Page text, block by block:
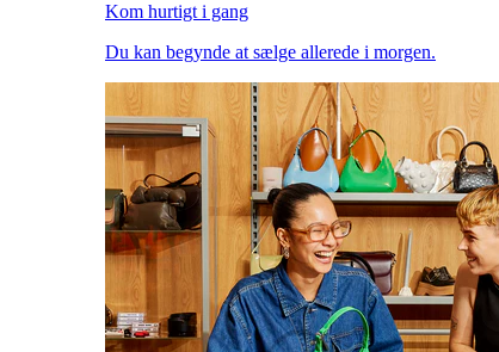
Kom hurtigt i gang
Du kan begynde at sælge allerede i morgen.